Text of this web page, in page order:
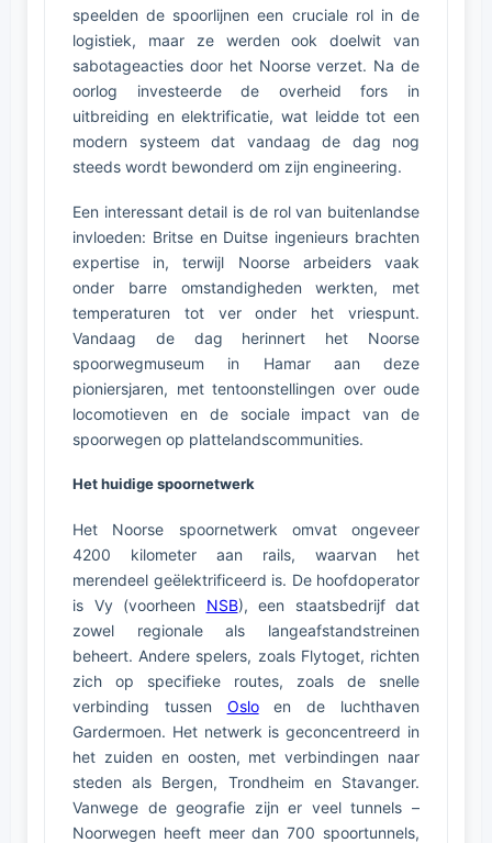
speelden de spoorlijnen een cruciale rol in de
logistiek, maar ze werden ook doelwit van
sabotageacties door het Noorse verzet. Na de
oorlog investeerde de overheid fors in
uitbreiding en elektrificatie, wat leidde tot een
modern systeem dat vandaag de dag nog
steeds wordt bewonderd om zijn engineering.
Een interessant detail is de rol van buitenlandse
invloeden: Britse en Duitse ingenieurs brachten
expertise in, terwijl Noorse arbeiders vaak
onder barre omstandigheden werkten, met
temperaturen tot ver onder het vriespunt.
Vandaag de dag herinnert het Noorse
spoorwegmuseum in Hamar aan deze
pioniersjaren, met tentoonstellingen over oude
locomotieven en de sociale impact van de
spoorwegen op plattelandscommunities.
Het huidige spoornetwerk
Het Noorse spoornetwerk omvat ongeveer
4200 kilometer aan rails, waarvan het
merendeel geëlektrificeerd is. De hoofdoperator
is Vy (voorheen NSB), een staatsbedrijf dat
zowel regionale als langeafstandstreinen
beheert. Andere spelers, zoals Flytoget, richten
zich op specifieke routes, zoals de snelle
verbinding tussen Osloen de luchthaven
Gardermoen. Het netwerk is geconcentreerd in
het zuiden en oosten, met verbindingen naar
steden als Bergen, Trondheim en Stavanger.
Vanwege de geografie zijn er veel tunnels –
Noorwegen heeft meer dan 700 spoortunnels,